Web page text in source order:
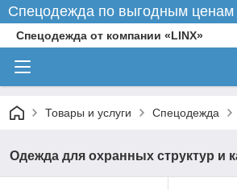
Спецодежда по выгодным ценам
Спецодежда от компании «LINX»
Товары и услуги Спецодежда
Одежда для охранных структур и